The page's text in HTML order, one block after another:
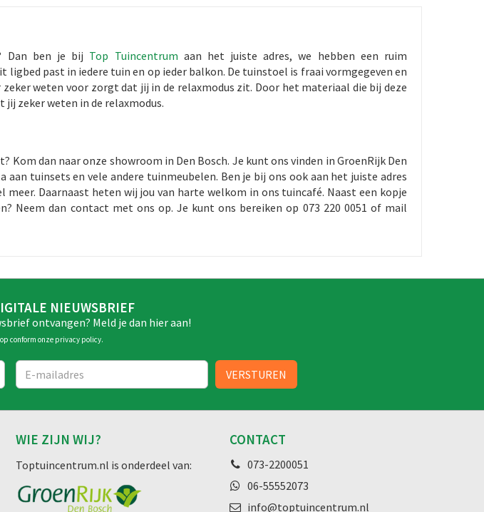
Dan ben je bij Top Tuincentrum aan het juiste adres, we hebben een ruim
ligbed past in iedere tuin en op ieder balkon. De tuinstoel is fraai vormgegeven en
weten voor zorgt dat jij in de relaxmodus zit. Door het materiaal die bij deze
zeker weten in de relaxmodus.
dan naar onze showroom in Den Bosch. Je kunt ons vinden in GroenRijk Den
tuinsets en vele andere tuinmeubelen. Ben je bij ons ook aan het juiste adres
Daarnaast heten wij jou van harte welkom in ons tuincafé. Naast een kopje
Neem dan contact met ons op. Je kunt ons bereiken op 073 220 0051 of mail
NIEUWSBRIEF
ontvangen? Meld je dan hier aan!
conform onze privacy policy.
WIE ZIJN WIJ?
Toptuincentrum.nl is onderdeel van:
CONTACT
073-2200051
06-55552073
info@toptuincentrum.nl